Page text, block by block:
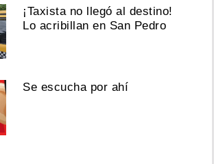
¡Taxista no llegó al destino!
Lo acribillan en San Pedro
Se escucha por ahí